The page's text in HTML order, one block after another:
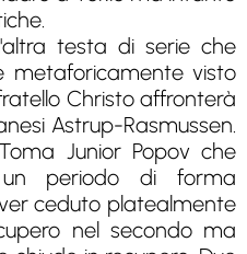
testa di serie che
visto
Christo affronterà
Astrup-Rasmussen.
Junior Popov che
periodo di forma
ceduto platealmente
nel secondo ma